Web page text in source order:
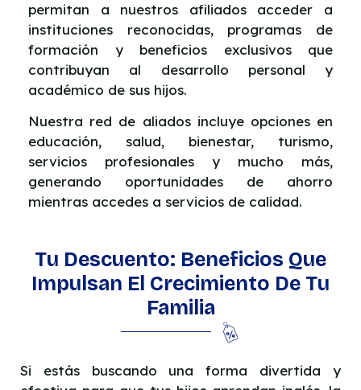
permitan a nuestros afiliados acceder a
instituciones reconocidas, programas de
formación y beneficios exclusivos que
contribuyan al desarrollo personal y
académico de sus hijos.
Nuestra red de aliados incluye opciones en
educación, salud, bienestar, turismo,
servicios profesionales y mucho más,
generando oportunidades de ahorro
mientras accedes a servicios de calidad.
Tu Descuento: Beneficios Que
Impulsan El Crecimiento De Tu
Familia
Si estás buscando una forma divertida y